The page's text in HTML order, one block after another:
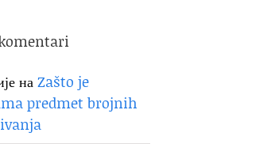
наZašto je
predmet brojnih